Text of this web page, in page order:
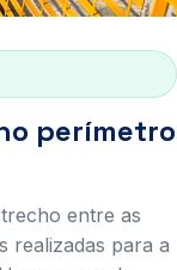
perímetro
entre as
realizadas para a